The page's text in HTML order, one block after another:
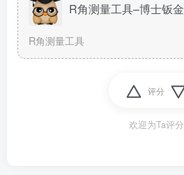
R角测量工具–博士钣金
R角测量工具
评分
欢迎为Ta评分